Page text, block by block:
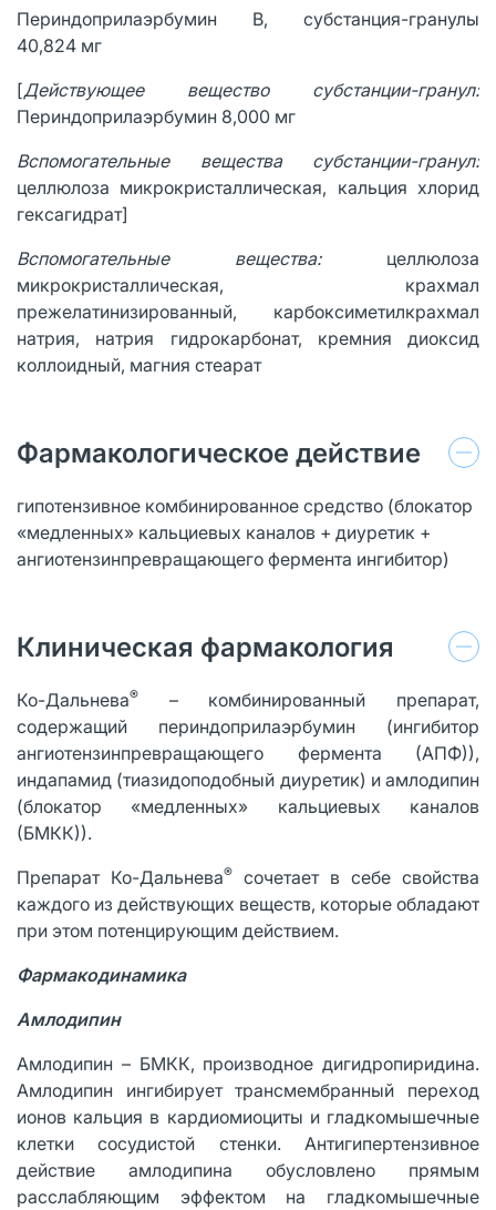
Периндоприлаэрбумин В, субстанция-гранулы
40,824 мг
[Действующее вещество субстанции-гранул:
Периндоприлаэрбумин 8,000 мг
Вспомогательные вещества субстанции-гранул:
целлюлоза микрокристаллическая, кальция хлорид
гексагидрат]
Вспомогательные вещества: целлюлоза
микрокристаллическая, крахмал
прежелатинизированный, карбоксиметилкрахмал
натрия, натрия гидрокарбонат, кремния диоксид
коллоидный, магния стеарат
Фармакологическое действие
гипотензивное комбинированное средство (блокатор
«медленных» кальциевых каналов + диуретик +
ангиотензинпревращающего фермента ингибитор)
Клиническая фармакология
Ко-Дальнева®
– комбинированный препарат,
содержащий периндоприлаэрбумин (ингибитор
ангиотензинпревращающего фермента (АПФ)),
индапамид (тиазидоподобный диуретик) и амлодипин
(блокатор «медленных» кальциевых каналов
(БМКК)).
Препарат Ко-Дальнева®
сочетает в себе свойства
каждого из действующих веществ, которые обладают
при этом потенцирующим действием.
Фармакодинамика
Амлодипин
Амлодипин – БМКК, производное дигидропиридина.
Амлодипин ингибирует трансмембранный переход
ионов кальция в кардиомиоциты и гладкомышечные
клетки сосудистой стенки. Антигипертензивное
действие амлодипина обусловлено прямым
расслабляющим эффектом на гладкомышечные